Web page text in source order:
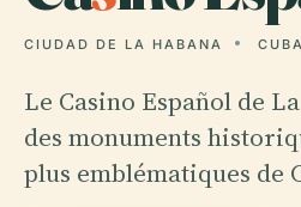
CIUDAD DE LA HABANA CUBA
Le Casino Español de
des monuments
plus emblématiques de